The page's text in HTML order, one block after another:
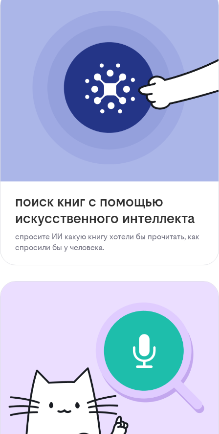
поиск книг с помощью
искусственного интеллекта
спросите ИИ какую книгу хотели бы прочитать, как
спросили бы у человека.